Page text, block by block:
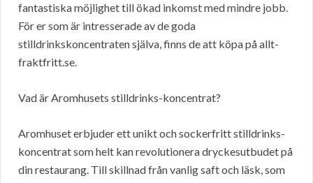
fantastiska möjlighet till ökad inkomst med mindre jobb.
För er som är intresserade av de goda
stilldrinkskoncentraten själva, finns de att köpa på allt-
fraktfritt.se.
Vad är Aromhusets stilldrinks-koncentrat?
Aromhuset erbjuder ett unikt och sockerfritt stilldrinks-
koncentrat som helt kan revolutionera dryckesutbudet på
din restaurang. Till skillnad från vanlig saft och läsk, som